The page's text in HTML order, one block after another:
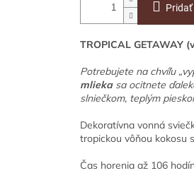
TROPICAL GETAWAY
Potrebujete na chvíľu
mliekasa ocitnete
slniečkom, teplým
Dekoratívna vonná
tropickou vôňou kokosu
Čas horenia až 106